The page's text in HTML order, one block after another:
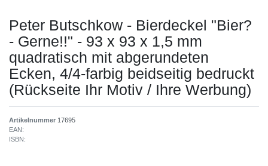
Peter Butschkow - Bierdeckel "Bier?
- Gerne!!" - 93 x 93 x 1,5 mm
quadratisch mit abgerundeten
Ecken, 4/4-farbig beidseitig bedruckt
(Rückseite Ihr Motiv / Ihre Werbung)
Artikelnummer 17695
EAN:
ISBN: